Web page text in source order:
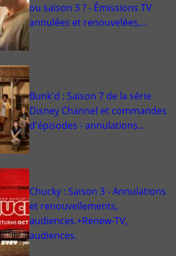
ou saison 3 ? - Émissions TV
annulées et renouvelées,…
Bunk'd : Saison 7 de la série
Disney Channel et commandes
d'épisodes - annulations…
Chucky : Saison 3 - Annulations
et renouvellements,
audiences.+Renew-TV,
audiences.